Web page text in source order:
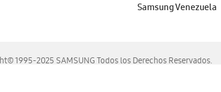
Samsung Venezuela
1995-2025 SAMSUNG Todos los Derechos Reservados.